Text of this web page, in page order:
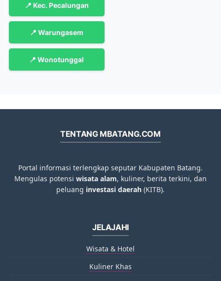
📍 Kec. Pecalungan
📍 Warungasem
📍 Wonotunggal
TENTANG MBATANG.COM
Portal informasi terlengkap seputar Kabupaten Batang.
Mengulas potensi wisata alam, kuliner, berita terkini, dan
peluang investasi daerah (KITB).
JELAJAHI
Wisata & Hotel
Kuliner Khas